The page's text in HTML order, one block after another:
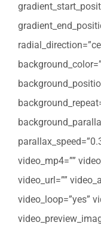
video_mp4=””
video_url=””
video_loop=”yes”